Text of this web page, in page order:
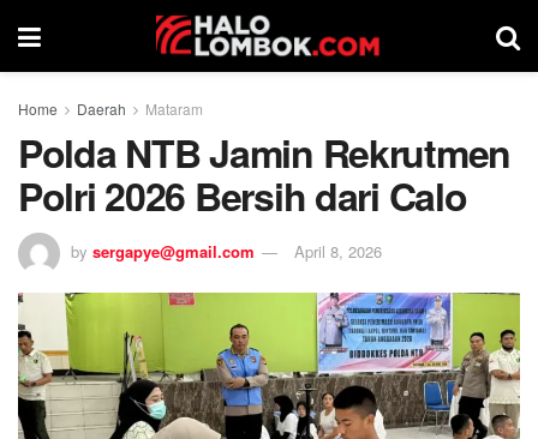
Home Daerah Mataram
Polda NTB Jamin Rekrutmen
Polri 2026 Bersih dari Calo
by sergapye@gmail.com April 8, 2026